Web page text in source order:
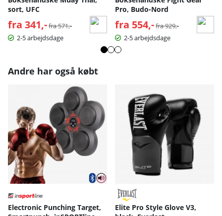
sort, UFC
fra 341,- Normalpris:
fra 571,-
2-5 arbejdsdage
Pro, Budo-Nord
fra 554,- Normalpris:
fra 929,-
2-5 arbejdsdage
Andre har også købt
Electronic Punching Target,
Elite Pro Style Glove V3,